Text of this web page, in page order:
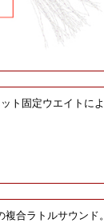
ト固定ウエイトによ
合ラトルサウンド。